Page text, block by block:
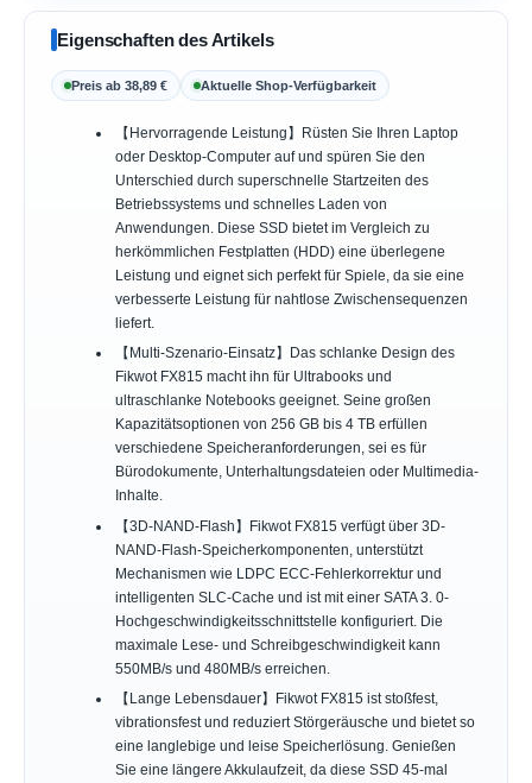
Eigenschaften des Artikels
Preis ab 38,89 € Aktuelle Shop-Verfügbarkeit
【Hervorragende Leistung】Rüsten Sie Ihren Laptop
oder Desktop-Computer auf und spüren Sie den
Unterschied durch superschnelle Startzeiten des
Betriebssystems und schnelles Laden von
Anwendungen. Diese SSD bietet im Vergleich zu
herkömmlichen Festplatten (HDD) eine überlegene
Leistung und eignet sich perfekt für Spiele, da sie eine
verbesserte Leistung für nahtlose Zwischensequenzen
liefert.
【Multi-Szenario-Einsatz】Das schlanke Design des
Fikwot FX815 macht ihn für Ultrabooks und
ultraschlanke Notebooks geeignet. Seine großen
Kapazitätsoptionen von 256 GB bis 4 TB erfüllen
verschiedene Speicheranforderungen, sei es für
Bürodokumente, Unterhaltungsdateien oder Multimedia-
Inhalte.
【3D-NAND-Flash】Fikwot FX815 verfügt über 3D-
NAND-Flash-Speicherkomponenten, unterstützt
Mechanismen wie LDPC ECC-Fehlerkorrektur und
intelligenten SLC-Cache und ist mit einer SATA 3. 0-
Hochgeschwindigkeitsschnittstelle konfiguriert. Die
maximale Lese- und Schreibgeschwindigkeit kann
550MB/s und 480MB/s erreichen.
【Lange Lebensdauer】Fikwot FX815 ist stoßfest,
vibrationsfest und reduziert Störgeräusche und bietet so
eine langlebige und leise Speicherlösung. Genießen
Sie eine längere Akkulaufzeit, da diese SSD 45-mal